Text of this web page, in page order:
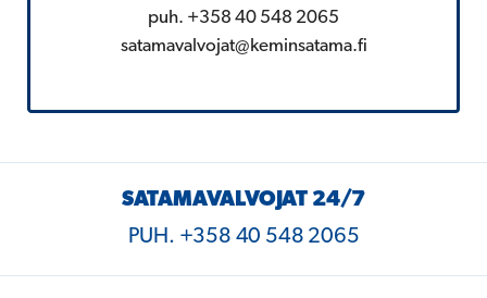
puh. +358 40 548 2065
satamavalvojat@keminsatama.fi
SATAMAVALVOJAT 24/7
PUH. +358 40 548 2065